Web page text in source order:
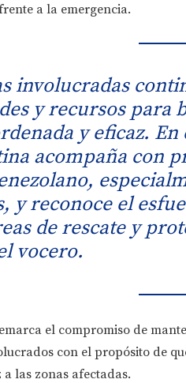
a la emergencia.
involucradas
y recursos para
y eficaz.
acompaña con
y reconoce el
de rescate y
vocero.
el compromiso de
con el propósito de
las zonas afectadas.